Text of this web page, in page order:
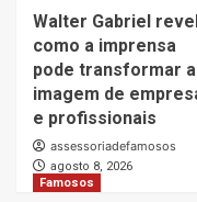
Walter Gabriel
como a imprensa
pode transformar a
imagem de
e profissionais
assessoriadefamosos
agosto 8, 2026
Famosos